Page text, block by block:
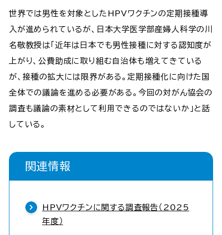
世界では男性を対象としたHPVワクチンの定期接種導
入が進められているが、日本大学医学部産婦人科学の川
名敬教授は「近年は日本でも男性接種に対する認知度が
上がり、公費助成に取り組む自治体も増えてきている
が、接種の拡大には限界がある。定期接種化に向けた国
全体での議論を進める必要がある。今回の対がん協会の
調査も議論の素材として利用できるのではないか」と話
している。
関連情報
HPVワクチンに関する調査報告（2025
年度）